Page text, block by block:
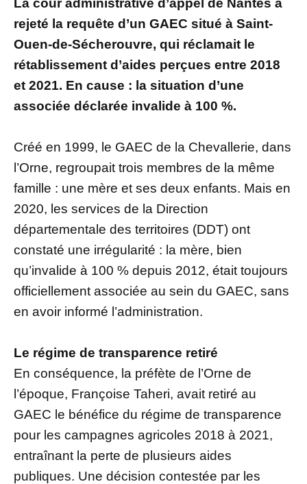
La cour administrative d’appel de Nantes a
rejeté la requête d’un GAEC situé à Saint-
Ouen-de-Sécherouvre, qui réclamait le
rétablissement d’aides perçues entre 2018
et 2021. En cause : la situation d’une
associée déclarée invalide à 100 %.
Créé en 1999, le GAEC de la Chevallerie, dans
l’Orne, regroupait trois membres de la même
famille : une mère et ses deux enfants. Mais en
2020, les services de la Direction
départementale des territoires (DDT) ont
constaté une irrégularité : la mère, bien
qu’invalide à 100 % depuis 2012, était toujours
officiellement associée au sein du GAEC, sans
en avoir informé l’administration.
Le régime de transparence retiré
En conséquence, la préfète de l’Orne de
l’époque, Françoise Taheri, avait retiré au
GAEC le bénéfice du régime de transparence
pour les campagnes agricoles 2018 à 2021,
entraînant la perte de plusieurs aides
publiques. Une décision contestée par les